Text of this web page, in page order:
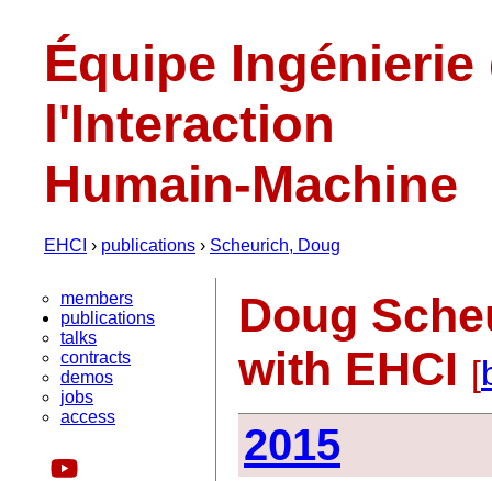
Équipe Ingénierie
l'Interaction
Humain-Machine
EHCI › publications › Scheurich, Doug
members
publications
talks
contracts
demos
jobs
access
Doug
with EHCI [
2015